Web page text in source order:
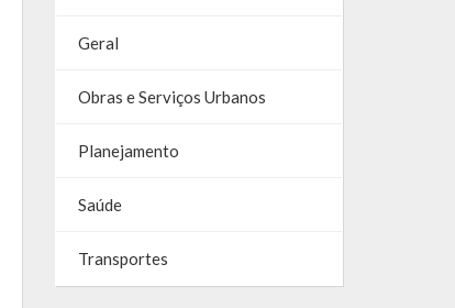
Geral
Obras e Serviços Urbanos
Planejamento
Saúde
Transportes